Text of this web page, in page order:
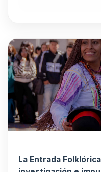
La Entrada